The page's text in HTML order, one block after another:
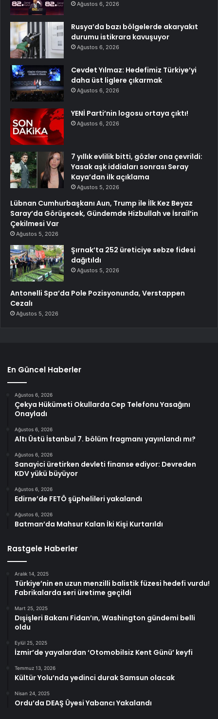
Ağustos 6, 2026
Rusya’da bazı bölgelerde akaryakıt
durumu istikrara kavuşuyor
Ağustos 6, 2026
Cevdet Yılmaz: Hedefimiz Türkiye’yi
daha üst liglere çıkarmak
Ağustos 6, 2026
YENİ Parti’nin logosu ortaya çıktı!
Ağustos 6, 2026
7 yıllık evlilik bitti, gözler ona çevrildi:
Yasak aşk iddiaları sonrası Seray
Kaya’dan ilk açıklama
Ağustos 5, 2026
Lübnan Cumhurbaşkanı Aun, Trump ile İlk Kez Beyaz
Saray’da Görüşecek, Gündemde Hizbullah ve İsrail’in
Çekilmesi Var
Ağustos 5, 2026
Şırnak’ta 252 üreticiye sebze fidesi
dağıtıldı
Ağustos 5, 2026
Antonelli Spa’da Pole Pozisyonunda, Verstappen
Cezalı
Ağustos 5, 2026
En Güncel Haberler
Ağustos 6, 2026
Çekya Hükümeti Okullarda Cep Telefonu Yasağını
Onayladı
Ağustos 6, 2026
Altı Üstü İstanbul 7. bölüm fragmanı yayınlandı mı?
Ağustos 6, 2026
Sanayici üretirken devleti finanse ediyor: Devreden
KDV yükü büyüyor
Ağustos 6, 2026
Edirne’de FETÖ şüphelileri yakalandı
Ağustos 6, 2026
Batman’da Mahsur Kalan İki Kişi Kurtarıldı
Rastgele Haberler
Aralık 14, 2025
Türkiye’nin en uzun menzilli balistik füzesi hedefi vurdu!
Fabrikalarda seri üretime geçildi
Mart 25, 2025
Dışişleri Bakanı Fidan’ın, Washington gündemi belli
oldu
Eylül 25, 2025
İzmir’de yayalardan ‘Otomobilsiz Kent Günü’ keyfi
Temmuz 13, 2026
Kültür Yolu’nda yedinci durak Samsun olacak
Nisan 24, 2025
Ordu’da DEAŞ Üyesi Yabancı Yakalandı